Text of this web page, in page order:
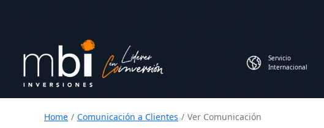
Servicio
Internacional
Home Comunicación a Clientes Ver Comunicación